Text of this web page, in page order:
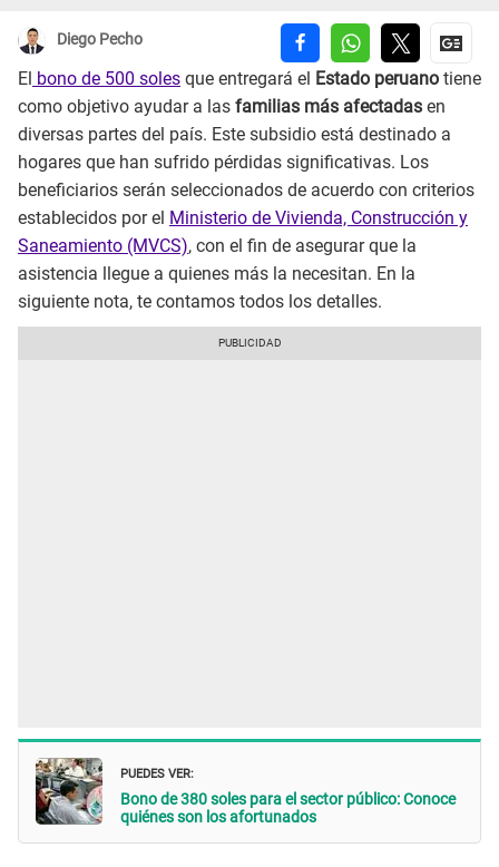
Diego Pecho
El bono de 500 soles que entregará el Estado peruano tiene
como objetivo ayudar a las familias más afectadas en
diversas partes del país. Este subsidio está destinado a
hogares que han sufrido pérdidas significativas. Los
beneficiarios serán seleccionados de acuerdo con criterios
establecidos por el Ministerio de Vivienda, Construcción y
Saneamiento (MVCS), con el fin de asegurar que la
asistencia llegue a quienes más la necesitan. En la
siguiente nota, te contamos todos los detalles.
PUEDES VER:
Bono de 380 soles para el sector público: Conoce
quiénes son los afortunados